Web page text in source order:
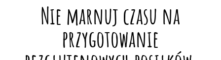
Nie marnuj czasu na
przygotowanie